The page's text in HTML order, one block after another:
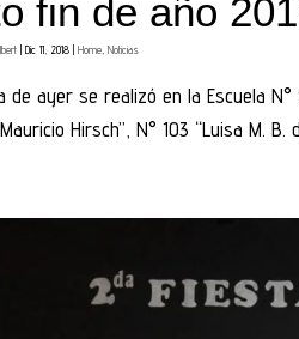
fin de año
|Dic 11, 2018 |Home ,Noticias
de ayer se realizó en la Escuela
Hirsch”, N° 103 “Luisa M. B.